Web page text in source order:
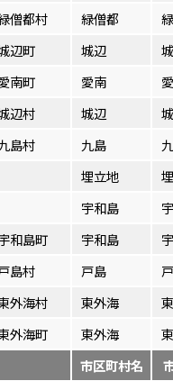
僧都村 緑僧都
辺町 城辺
南町 愛南
辺村 城辺
島村 九島
埋立地
宇和島
和島町 宇和島
島村 戸島
外海村 東外海
外海町 東外海
市区町村名